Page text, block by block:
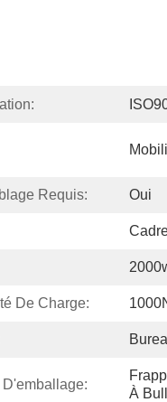
Requis: Oui
De Charge:
D'emballage:
À